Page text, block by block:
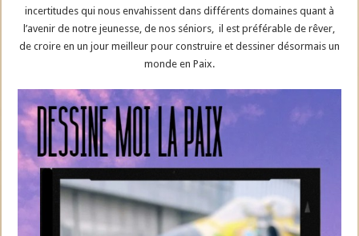
incertitudes qui nous envahissent dans différents domaines quant à
l’avenir de notre jeunesse, de nos séniors, il est préférable de rêver,
de croire en un jour meilleur pour construire et dessiner désormais un
monde en Paix.